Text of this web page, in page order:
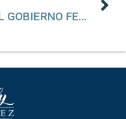
EL GOBIERNO FESTEJA Y LOS CRIMINALES TAMBIÉN